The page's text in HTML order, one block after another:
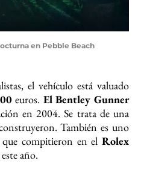
en Pebble Beach
el vehículo está valuado
euros. El Bentley Gunner
en 2004. Se trata de una
También es uno
compitieron en elRolex
año.